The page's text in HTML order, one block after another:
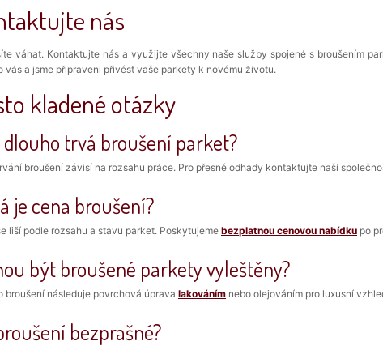
nás
váhat. Kontaktujte nás a využijte všechny naše služby spojené s broušením
vás a jsme připraveni přivést vaše parkety k novému životu.
kladené otázky
trvá broušení parket?
broušení závisí na rozsahu práce. Pro přesné odhady kontaktujte naší
je cena broušení?
liší podle rozsahu a stavu parket. Poskytujeme bezplatnou cenovou nabídku po
být broušené parkety vyleštěny?
broušení následuje povrchová úprava lakováním nebo olejováním pro luxusní
bezprašné?